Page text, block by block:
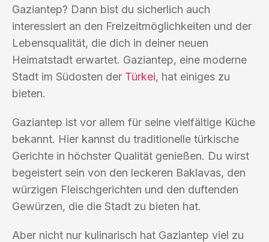
Gaziantep? Dann bist du sicherlich auch
interessiert an den Freizeitmöglichkeiten und der
Lebensqualität, die dich in deiner neuen
Heimatstadt erwartet. Gaziantep, eine moderne
Stadt im Südosten der Türkei, hat einiges zu
bieten.
Gaziantep ist vor allem für seine vielfältige Küche
bekannt. Hier kannst du traditionelle türkische
Gerichte in höchster Qualität genießen. Du wirst
begeistert sein von den leckeren Baklavas, den
würzigen Fleischgerichten und den duftenden
Gewürzen, die die Stadt zu bieten hat.
Aber nicht nur kulinarisch hat Gaziantep viel zu